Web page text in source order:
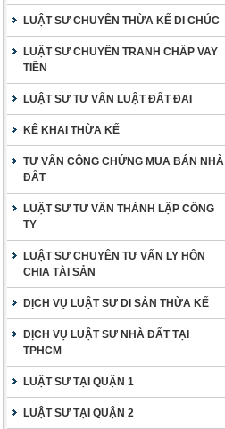
LUẬT SƯ CHUYÊN THỪA KẾ DI CHÚC
LUẬT SƯ CHUYÊN TRANH CHẤP VAY
TIỀN
LUẬT SƯ TƯ VẤN LUẬT ĐẤT ĐAI
KÊ KHAI THỪA KẾ
TƯ VẤN CÔNG CHỨNG MUA BÁN NHÀ
ĐẤT
LUẬT SƯ TƯ VẤN THÀNH LẬP CÔNG
TY
LUẬT SƯ CHUYÊN TƯ VẤN LY HÔN
CHIA TÀI SẢN
DỊCH VỤ LUẬT SƯ DI SẢN THỪA KẾ
DỊCH VỤ LUẬT SƯ NHÀ ĐẤT TẠI
TPHCM
LUẬT SƯ TẠI QUẬN 1
LUẬT SƯ TẠI QUẬN 2